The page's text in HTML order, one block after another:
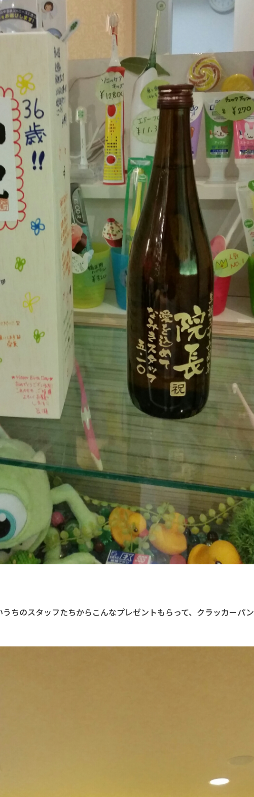
ちのスタッフたちからこんなプレゼントもらって、クラッカーパン